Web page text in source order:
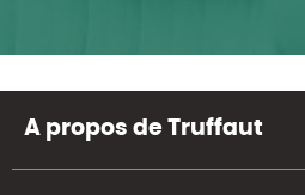
A propos de Truffaut